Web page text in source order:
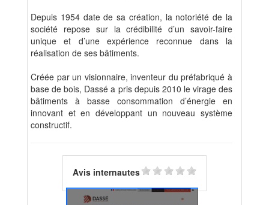
Depuis 1954 date de sa création, la notoriété de la
société repose sur la crédibilité d’un savoir-faire
unique et d’une expérience reconnue dans la
réalisation de ses bâtiments.
Créée par un visionnaire, inventeur du préfabriqué à
base de bois, Dassé a pris depuis 2010 le virage des
bâtiments à basse consommation d’énergie en
innovant et en développant un nouveau système
constructif.
Avis internautes